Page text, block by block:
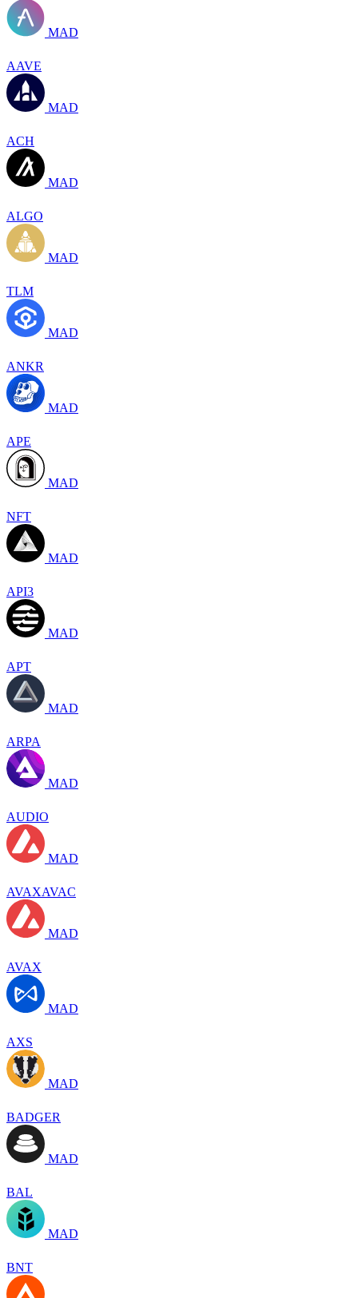
MAD
AAVE
MAD
ACH
MAD
ALGO
MAD
TLM
MAD
ANKR
MAD
APE
MAD
NFT
MAD
API3
MAD
APT
MAD
ARPA
MAD
AUDIO
MAD
AVAXAVAC
MAD
AVAX
MAD
AXS
MAD
BADGER
MAD
BAL
MAD
BNT